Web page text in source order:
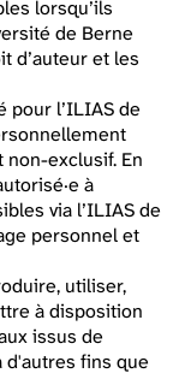
lorsqu’ils
de Berne
d’auteur et les
pour l’ILIAS de
exclusif. En
à
via l’ILIAS de
personnel et
utiliser,
à disposition
issus de
d'autres fins que